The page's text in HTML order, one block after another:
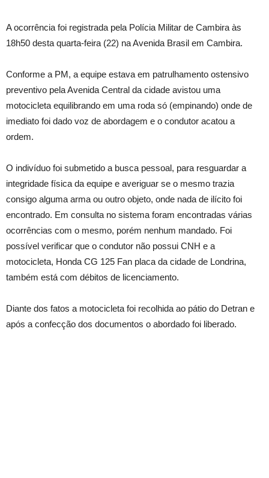
A ocorrência foi registrada pela Polícia Militar de Cambira às
18h50 desta quarta-feira (22) na Avenida Brasil em Cambira.
Conforme a PM, a equipe estava em patrulhamento ostensivo
preventivo pela Avenida Central da cidade avistou uma
motocicleta equilibrando em uma roda só (empinando) onde de
imediato foi dado voz de abordagem e o condutor acatou a
ordem.
O indivíduo foi submetido a busca pessoal, para resguardar a
integridade física da equipe e averiguar se o mesmo trazia
consigo alguma arma ou outro objeto, onde nada de ilícito foi
encontrado. Em consulta no sistema foram encontradas várias
ocorrências com o mesmo, porém nenhum mandado. Foi
possível verificar que o condutor não possui CNH e a
motocicleta, Honda CG 125 Fan placa da cidade de Londrina,
também está com débitos de licenciamento.
Diante dos fatos a motocicleta foi recolhida ao pátio do Detran e
após a confecção dos documentos o abordado foi liberado.